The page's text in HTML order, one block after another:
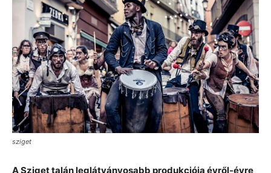
sziget
A Sziget talán leglátványosabb produkciója évről-évre